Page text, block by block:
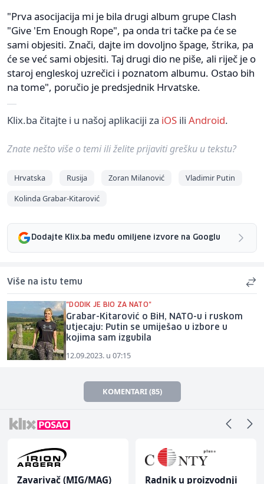
"Prva asocijacija mi je bila drugi album grupe Clash
"Give 'Em Enough Rope", pa onda tri tačke pa će se
sami objesiti. Znači, dajte im dovoljno špage, štrika, pa
će se već sami objesiti. Taj drugi dio ne piše, ali riječ je o
staroj engleskoj uzrečici i poznatom albumu. Ostao bih
na tome", poručio je predsjednik Hrvatske.
Klix.ba čitajte i u našoj aplikaciji za iOS ili Android.
Znate nešto više o temi ili želite prijaviti grešku u tekstu?
Hrvatska Rusija Zoran Milanović
Vladimir Putin
Kolinda Grabar-Kitarović
Dodajte Klix.ba među omiljene izvore na Googlu
Više na istu temu
"DODIK JE BIO ZA NATO"
Grabar-Kitarović o BiH, NATO-u i ruskom
utjecaju: Putin se umiješao u izbore u
kojima sam izgubila
12.09.2023. u 07:15
KOMENTARI (85)
Zavarivač (MIG/MAG)
Radnik u proizvodnji